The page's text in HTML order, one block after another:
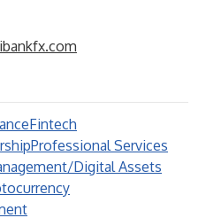
Fintech
Professional Services
Digital Assets